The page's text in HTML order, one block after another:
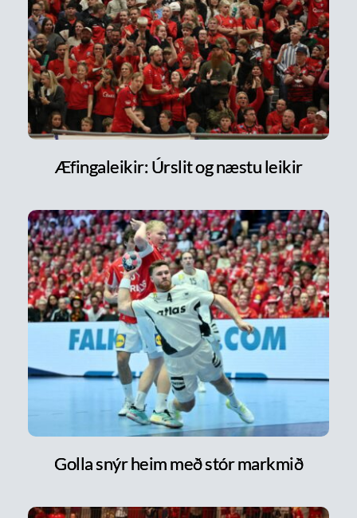
Æfingaleikir: Úrslit og næstu leikir
Golla snýr heim með stór markmið